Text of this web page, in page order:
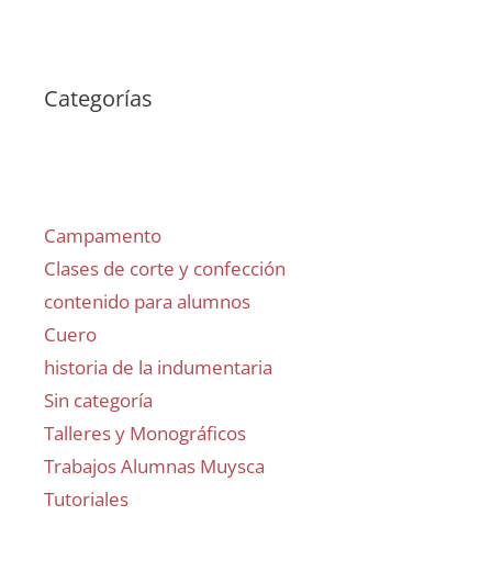
Categorías
Campamento
Clases de corte y confección
contenido para alumnos
Cuero
historia de la indumentaria
Sin categoría
Talleres y Monográficos
Trabajos Alumnas Muysca
Tutoriales